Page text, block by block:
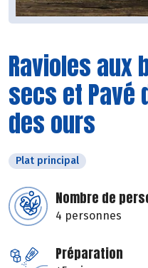
Ravioles aux
secs et Pavé
des ours
Plat principal
Nombre de
4 personnes
Préparation